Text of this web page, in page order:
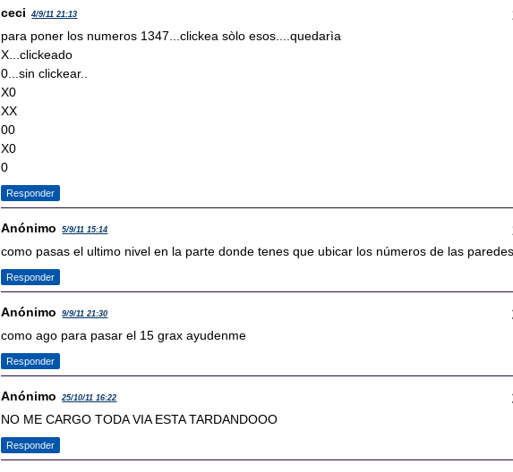
ceci 4/9/11 21:13
para poner los numeros 1347...clickea sòlo esos....quedarìa
X...clickeado
0...sin clickear..
X0
XX
00
X0
0
Responder
Anónimo 5/9/11 15:14
como pasas el ultimo nivel en la parte donde tenes que ubicar los números de las
Responder
Anónimo 9/9/11 21:30
como ago para pasar el 15 grax ayudenme
Responder
Anónimo 25/10/11 16:22
NO ME CARGO TODA VIA ESTA TARDANDOOO
Responder